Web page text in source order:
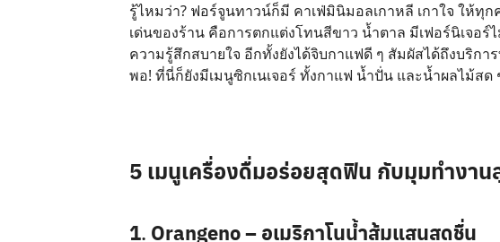
รู้ไหมว่า? ฟอร์จูนทาวน์ก็มี คาเฟ่มินิมอลเกาหลี เกาใจ ให้ทุ
เด่นของร้าน คือการตกแต่งโทนสีขาว น้ำตาล มีเฟอร์นิเจ
ความรู้สึกสบายใจ อีกทั้งยังได้จิบกาแฟดี ๆ สัมผัสได้ถึงบริกา
พอ! ที่นี่ก็ยังมีเมนูซิกเนเจอร์ ทั้งกาแฟ น้ำปั่น และน้ำผลไม้ส
5 เมนูเครื่องดื่มอร่อยสุดฟิน กับมุมทำงาน
1. Orangeno – อเมริกาโนน้ำส้มแสนสดชื่น